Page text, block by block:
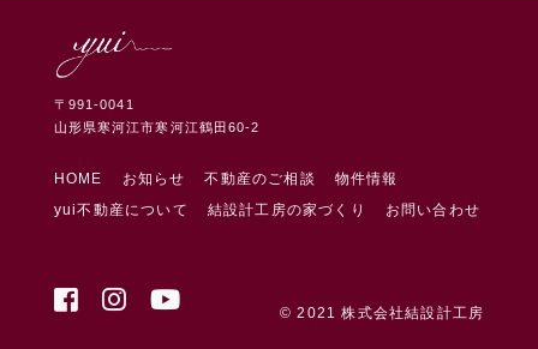
〒991-0041
山形県寒河江市寒河江鶴田60-2
HOME お知らせ 不動産のご相談
物件情報
yui不動産について
結設計工房の家づくり お問い合わせ
© 2021 株式会社結設計工房